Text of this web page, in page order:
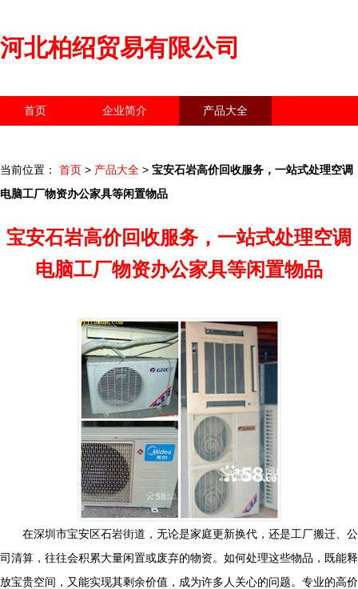
河北柏绍贸易有限公司
首页 企业简介 产品大全
当前位置： 首页 > 产品大全 > 宝安石岩高价回收服务，一站式处理空调
电脑工厂物资办公家具等闲置物品
宝安石岩高价回收服务，一站式处理空调
电脑工厂物资办公家具等闲置物品
在深圳市宝安区石岩街道，无论是家庭更新换代，还是工厂搬迁、公
司清算，往往会积累大量闲置或废弃的物资。如何处理这些物品，既能释
放宝贵空间，又能实现其剩余价值，成为许多人关心的问题。专业的高价